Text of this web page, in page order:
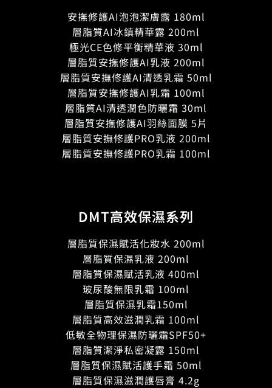
安撫修護AI泡泡潔膚露 180ml
層脂質AI冰鎮精華露 200ml
極光CE色修平衡精華液 30ml
層脂質安撫修護AI乳液 200ml
層脂質安撫修護AI清透乳霜 50ml
層脂質安撫修護AI乳霜 100ml
層脂質AI清透潤色防曬霜 30ml
層脂質安撫修護AI羽絲面膜 5片
層脂質安撫修護PRO乳液 200ml
層脂質安撫修護PRO乳霜 100ml
DMT高效保濕系列
層脂質保濕賦活化妝水 200ml
層脂質保濕乳液 200ml
層脂質保濕賦活乳液 400ml
玻尿酸無限乳霜 100ml
層脂質保濕乳霜150ml
層脂質高效滋潤乳霜 100ml
低敏全物理保濕防曬霜SPF50+
層脂質潔淨私密凝露 150ml
層脂質保濕賦活護手霜 50ml
層脂質保濕滋潤護唇膏 4.2g